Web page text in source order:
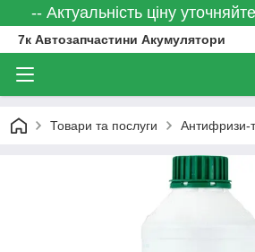
-- Актуальність ціну
7к Автозапчастини Акумулятори
Товари та послуги Антифризи-